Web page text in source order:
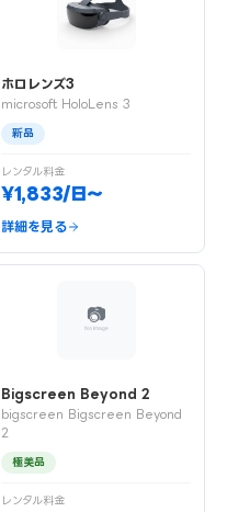
ホロレンズ3
microsoft HoloLens 3
新品
レンタル料金
¥1,833/日〜
詳細を見る
Bigscreen Beyond 2
bigscreen Bigscreen Beyond
2
極美品
レンタル料金